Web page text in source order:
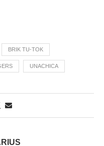
BRIK TU-TOK
UNACHICA